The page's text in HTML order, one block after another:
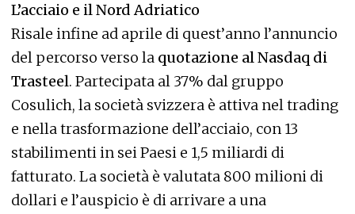
L’acciaio e il Nord Adriatico
Risale infine ad aprile di quest’anno l’annuncio
del percorso verso la quotazione al Nasdaq di
Trasteel. Partecipata al 37% dal gruppo
Cosulich, la società svizzera è attiva nel trading
e nella trasformazione dell’acciaio, con 13
stabilimenti in sei Paesi e 1,5 miliardi di
fatturato. La società è valutata 800 milioni di
dollari e l’auspicio è di arrivare a una